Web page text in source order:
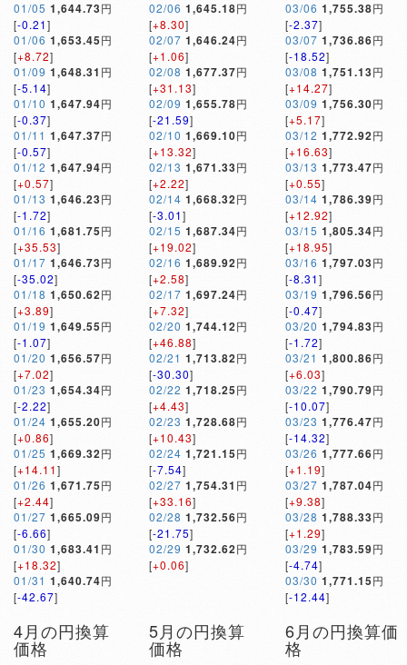
01/05 1,644.73円
[-0.21]
01/06 1,653.45円
[+8.72]
01/09 1,648.31 円
[-5.14]
01/10 1,647.94円
[-0.37]
01/11 1,647.37円
[-0.57]
01/12 1,647.94円
[+0.57]
01/13 1,646.23円
[-1.72]
01/16 1,681.75円
[+35.53]
01/17 1,646.73円
[-35.02]
01/18 1,650.62円
[+3.89]
01/19 1,649.55円
[-1.07]
01/20 1,656.57円
[+7.02]
01/23 1,654.34円
[-2.22]
01/24 1,655.20円
[+0.86]
01/25 1,669.32円
[+14.11]
01/26 1,671.75円
[+2.44]
01/27 1,665.09円
[-6.66]
01/30 1,683.41 円
[+18.32]
01/31 1,640.74円
[-42.67]
02/06 1,645.18円
[+8.30]
02/07 1,646.24円
[+1.06]
02/08 1,677.37円
[+31.13]
02/09 1,655.78円
[-21.59]
02/10 1,669.10円
[+13.32]
02/13 1,671.33円
[+2.22]
02/14 1,668.32円
[-3.01]
02/15 1,687.34円
[+19.02]
02/16 1,689.92円
[+2.58]
02/17 1,697.24円
[+7.32]
02/20 1,744.12円
[+46.88]
02/21 1,713.82円
[-30.30]
02/22 1,718.25円
[+4.43]
02/23 1,728.68円
[+10.43]
02/24 1,721.15円
[-7.54]
02/27 1,754.31 円
[+33.16]
02/28 1,732.56円
[-21.75]
02/29 1,732.62円
[+0.06]
03/06 1,755.38円
[-2.37]
03/07 1,736.86円
[-18.52]
03/08 1,751.13円
[+14.27]
03/09 1,756.30円
[+5.17]
03/12 1,772.92円
[+16.63]
03/13 1,773.47円
[+0.55]
03/14 1,786.39円
[+12.92]
03/15 1,805.34円
[+18.95]
03/16 1,797.03円
[-8.31]
03/19 1,796.56円
[-0.47]
03/20 1,794.83円
[-1.72]
03/21 1,800.86円
[+6.03]
03/22 1,790.79円
[-10.07]
03/23 1,776.47円
[-14.32]
03/26 1,777.66円
[+1.19]
03/27 1,787.04円
[+9.38]
03/28 1,788.33円
[+1.29]
03/29 1,783.59円
[-4.74]
03/30 1,771.15円
[-12.44]
4月の円換算
価格
5月の円換算
価格
6月の円換算価
格